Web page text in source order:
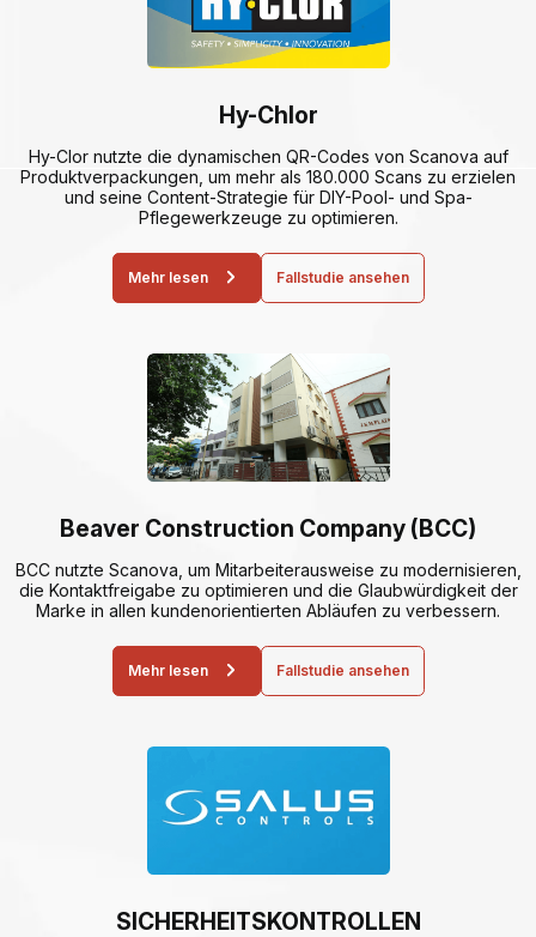
Hy-Chlor
Hy-Clor nutzte die dynamischen QR-Codes von Scanova auf
Produktverpackungen, um mehr als 180.000 Scans zu erzielen
und seine Content-Strategie für DIY-Pool- und Spa-
Pflegewerkzeuge zu optimieren.
Mehr lesen Fallstudie ansehen
Beaver Construction Company (BCC)
BCC nutzte Scanova, um Mitarbeiterausweise zu modernisieren,
die Kontaktfreigabe zu optimieren und die Glaubwürdigkeit der
Marke in allen kundenorientierten Abläufen zu verbessern.
Mehr lesen Fallstudie ansehen
SICHERHEITSKONTROLLEN